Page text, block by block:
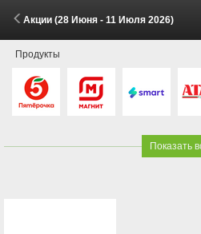
Акции (28 Июня - 11 Июля 2026)
Продукты
Показать